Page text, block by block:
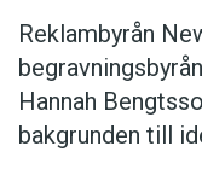
Reklambyrån
Hannah
bakgrunden till